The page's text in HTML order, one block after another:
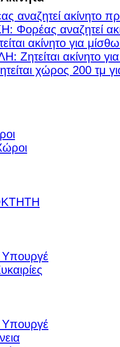
αναζητεί ακίνητο
αναζητεί
ακίνητο για
ακίνητο
χώρος 200 τμ
Υπουργέ
Υπουργέ